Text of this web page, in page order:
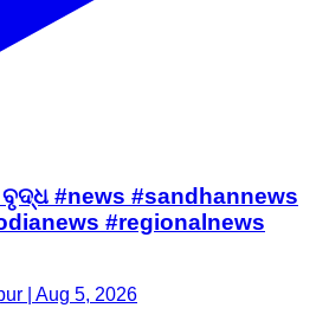
#news #sandhannews
#regionalnews
| Aug 5, 2026